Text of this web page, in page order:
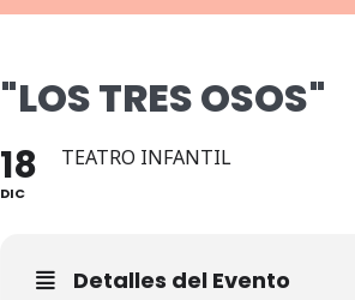
"LOS TRES OSOS"
18
DIC
TEATRO INFANTIL
Detalles del Evento